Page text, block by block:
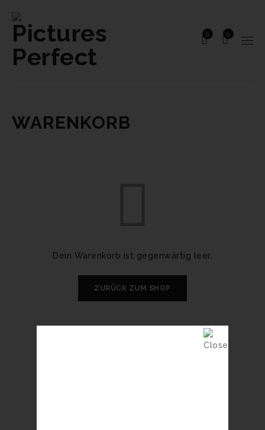
0
0
WARENKORB
Dein Warenkorb ist gegenwärtig leer.
ZURÜCK ZUM SHOP